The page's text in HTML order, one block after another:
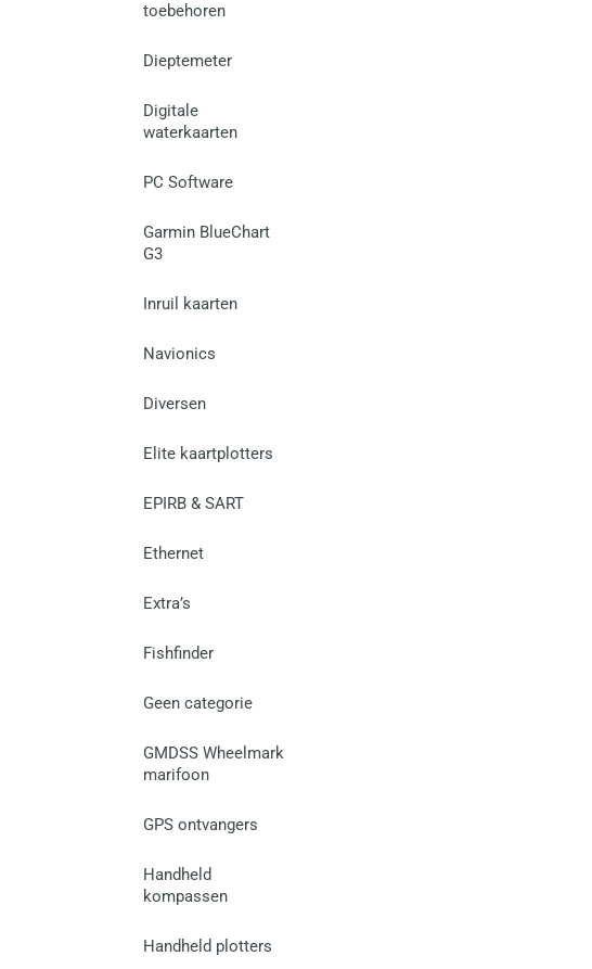
toebehoren
Dieptemeter
Digitale
waterkaarten
PC Software
Garmin BlueChart
G3
Inruil kaarten
Navionics
Diversen
Elite kaartplotters
EPIRB & SART
Ethernet
Extra’s
Fishfinder
Geen categorie
GMDSS Wheelmark
marifoon
GPS ontvangers
Handheld
kompassen
Handheld plotters